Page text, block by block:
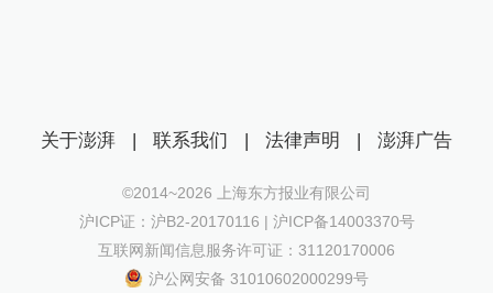
关于澎湃 | 联系我们 | 法律声明 | 澎湃广告
©2014~2026 上海东方报业有限公司
沪ICP证：沪B2-20170116 | 沪ICP备14003370号
互联网新闻信息服务许可证：31120170006
沪公网安备 31010602000299号